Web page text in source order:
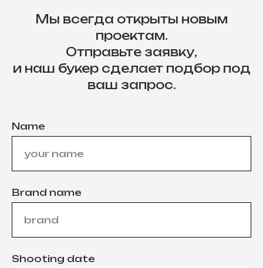
Мы всегда открыты новым
проектам.
Отправьте заявку,
и наш букер сделает подбор под
ваш запрос.
Name
Brand name
Shooting date